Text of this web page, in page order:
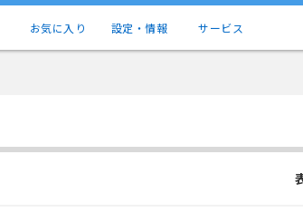
お気に入り 設定・情報 サービス